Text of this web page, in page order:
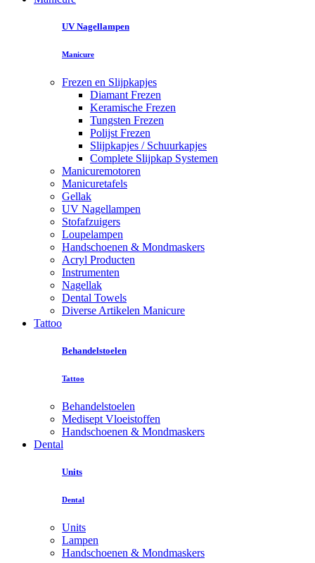
UV Nagellampen
Manicure
Frezen en Slijpkapjes
Diamant Frezen
Keramische Frezen
Tungsten Frezen
Polijst Frezen
Slijpkapjes / Schuurkapjes
Complete Slijpkap Systemen
Manicuremotoren
Manicuretafels
Gellak
UV Nagellampen
Stofafzuigers
Loupelampen
Handschoenen & Mondmaskers
Acryl Producten
Instrumenten
Nagellak
Dental Towels
Diverse Artikelen Manicure
Tattoo
Behandelstoelen
Tattoo
Behandelstoelen
Medisept Vloeistoffen
Handschoenen & Mondmaskers
Dental
Units
Dental
Units
Lampen
Handschoenen & Mondmaskers